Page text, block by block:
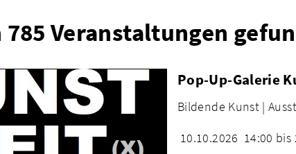
785 Veranstaltungen
Pop-Up-Galerie
Bildende Kunst |
10.10.2026 14:00 bis